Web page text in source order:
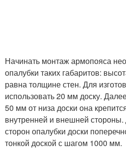
Начинать монтаж армопояса
опалубки таких габаритов:
равна толщине стен. Для
использовать 20 мм доску.
50 мм от низа доски она
внутренней и внешней
сторон опалубки доски
тонкой доской с шагом 1000 мм.